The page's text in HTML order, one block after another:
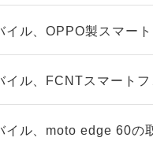
イル、OPPO製スマー
イル、FCNTスマート
イル、moto edge 60の